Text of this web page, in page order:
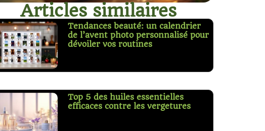
Articles similaires
Tendances beauté: un calendrier
de l’avent photo personnalisé pour
dévoiler vos routines
Top 5 des huiles essentielles
efficaces contre les vergetures